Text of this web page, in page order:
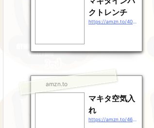
クトレンチ
amzn.to
マキタ空気入
れ